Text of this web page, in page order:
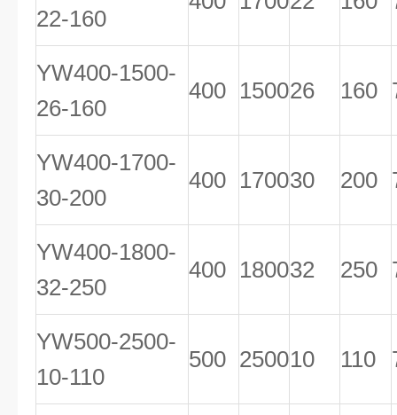
22-160
YW400-1500-
26-160
400 150026 160
YW400-1700-
30-200
400 170030 200
YW400-1800-
32-250
400 180032 250
YW500-2500-
10-110
500 250010 110